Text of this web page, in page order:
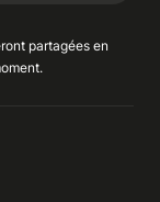
partagées en